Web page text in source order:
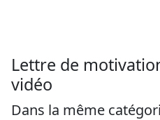
Lettre de
vidéo
Dans la même